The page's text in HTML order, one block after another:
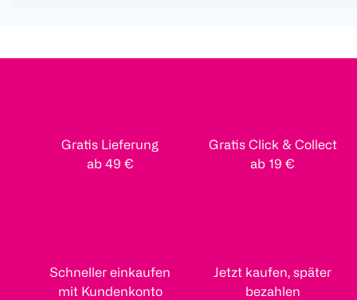
Gratis Lieferung
ab 49 €
Gratis Click & Collect
ab 19 €
Schneller einkaufen
mit Kundenkonto
Jetzt kaufen, später
bezahlen